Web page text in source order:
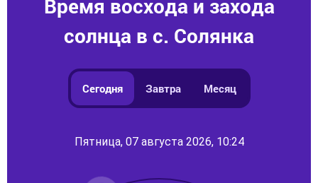
Время восхода и захода
солнца в с. Солянка
Сегодня Завтра Месяц
Пятница, 07 августа 2026, 10:24